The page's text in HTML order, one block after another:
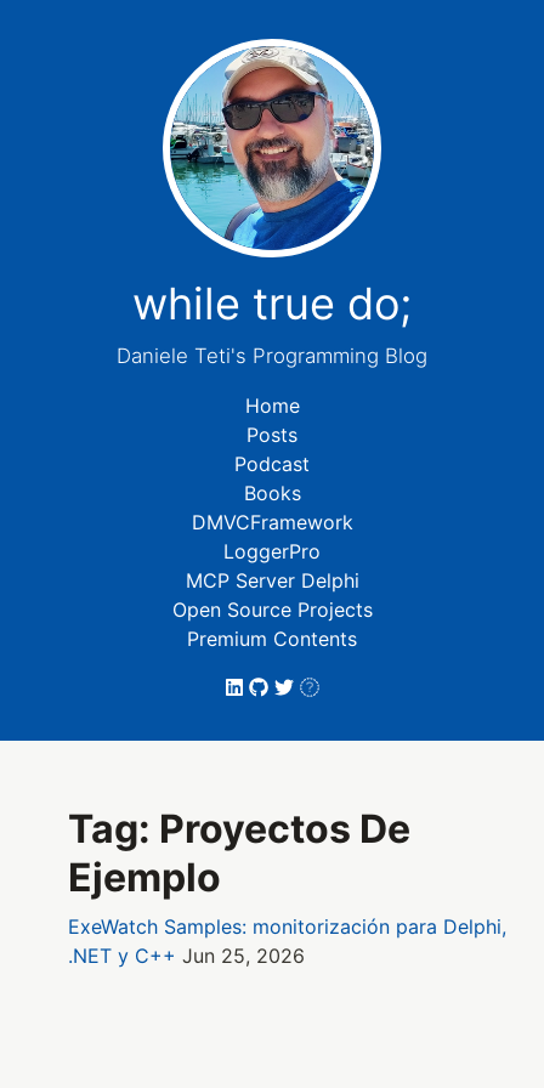
while true do;
Daniele Teti's Programming Blog
Home
Posts
Podcast
Books
DMVCFramework
LoggerPro
MCP Server Delphi
Open Source Projects
Premium Contents
Tag: Proyectos De
Ejemplo
ExeWatch Samples: monitorización para Delphi,
.NET y C++ Jun 25, 2026